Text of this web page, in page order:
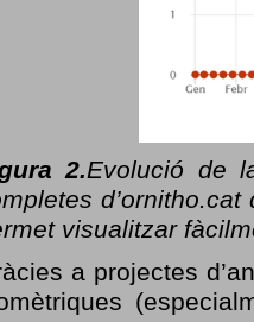
2.Evolució de
visualitzar
a projectes